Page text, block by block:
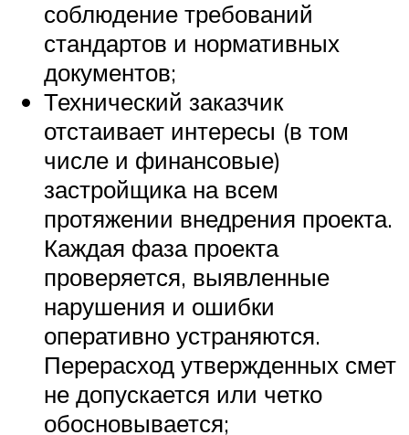
соблюдение требований
стандартов и нормативных
документов;
Технический заказчик
отстаивает интересы (в том
числе и финансовые)
застройщика на всем
протяжении внедрения проекта.
Каждая фаза проекта
проверяется, выявленные
нарушения и ошибки
оперативно устраняются.
Перерасход утвержденных смет
не допускается или четко
обосновывается;